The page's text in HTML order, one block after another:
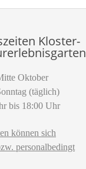
Kloster-
Oktober
(täglich)
bis 18:00 Uhr
können sich
personalbedingt